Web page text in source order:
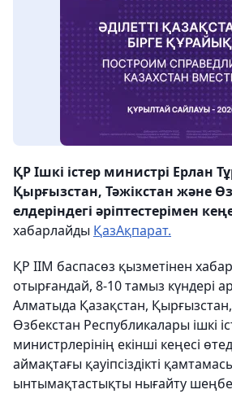
ҚР Ішкі істер министрі Ерлан
Қырғызстан, Тәжікстан және
елдеріндегі әріптестерімен
хабарлайды ҚазАқпарат.
ҚР ІІМ баспасөз қызметінен
отырғандай, 8-10 тамыз күндері
Алматыда Қазақстан,
Өзбекстан Республикалары ішкі
министрлерінің екінші кеңесі
аймақтағы қауіпсіздікті
ынтымақтастықты нығайту